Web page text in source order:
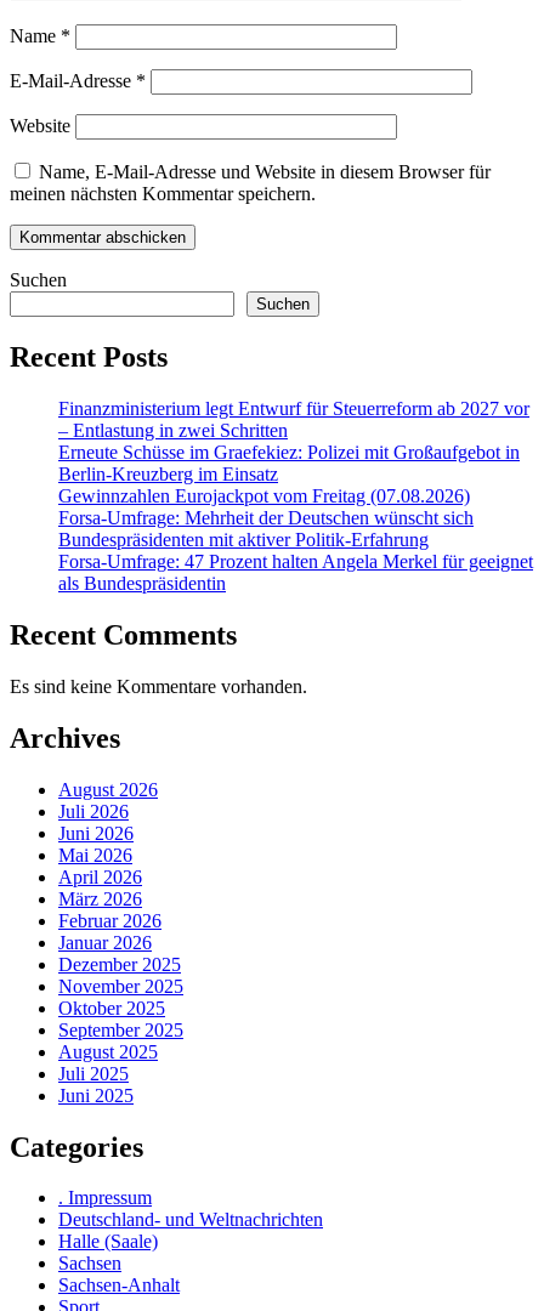
Name *
E-Mail-Adresse *
Website
Name, E-Mail-Adresse und Website in diesem Browser für
meinen nächsten Kommentar speichern.
Suchen
Suchen
Recent Posts
Finanzministerium legt Entwurf für Steuerreform ab 2027 vor
– Entlastung in zwei Schritten
Erneute Schüsse im Graefekiez: Polizei mit Großaufgebot in
Berlin-Kreuzberg im Einsatz
Gewinnzahlen Eurojackpot vom Freitag (07.08.2026)
Forsa-Umfrage: Mehrheit der Deutschen wünscht sich
Bundespräsidenten mit aktiver Politik-Erfahrung
Forsa-Umfrage: 47 Prozent halten Angela Merkel für geeignet
als Bundespräsidentin
Recent Comments
Es sind keine Kommentare vorhanden.
Archives
August 2026
Juli 2026
Juni 2026
Mai 2026
April 2026
März 2026
Februar 2026
Januar 2026
Dezember 2025
November 2025
Oktober 2025
September 2025
August 2025
Juli 2025
Juni 2025
Categories
. Impressum
Deutschland- und Weltnachrichten
Halle (Saale)
Sachsen
Sachsen-Anhalt